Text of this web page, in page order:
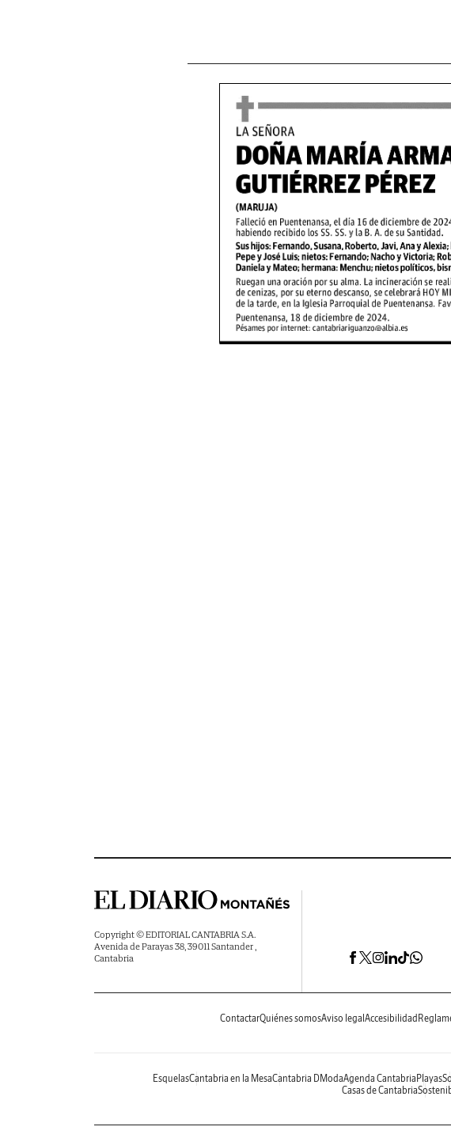
Copyright © EDITORIAL CANTABRIA S.A.
Avenida de Parayas 38, 39011 Santander ,
Cantabria
ContactarQuiénes somosAviso legal Accesibilidad
EsquelasCantabria en la MesaCantabria DModaAgenda Cantabria Playas
Casas de Cantabria